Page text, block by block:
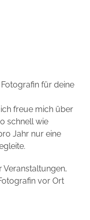
für deine
freue mich über
schnell wie
Jahr nur eine
Veranstaltungen,
vor Ort